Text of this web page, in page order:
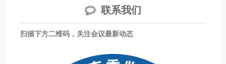
联系我们
扫描下方二维码，关注会议最新动态